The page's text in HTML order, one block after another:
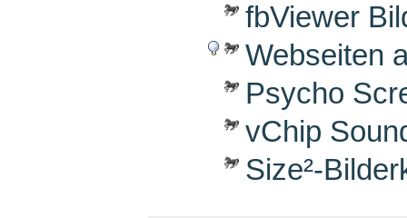
fbViewer
Webseiten
Psycho
vChip
Size²-